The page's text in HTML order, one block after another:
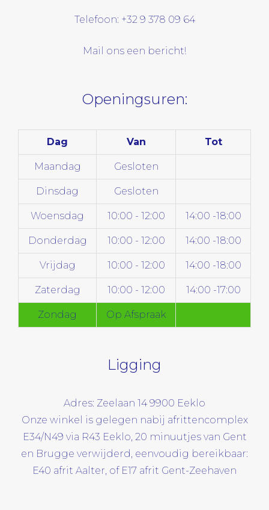
Telefoon: +32 9 378 09 64
Mail ons een bericht!
Openingsuren:
Dag Van Tot
Maandag Gesloten
Dinsdag Gesloten
Woensdag 10:00 - 12:00 14:00 -18:00
Donderdag 10:00 - 12:00 14:00 -18:00
Vrijdag 10:00 - 12:00 14:00 -18:00
Zaterdag 10:00 - 12:00 14:00 -17:00
Zondag Op Afspraak
Ligging
Adres: Zeelaan 14 9900 Eeklo
Onze winkel is gelegen nabij afrittencomplex
E34/N49 via R43 Eeklo, 20 minuutjes van Gent
en Brugge verwijderd, eenvoudig bereikbaar:
E40 afrit Aalter, of E17 afrit Gent-Zeehaven